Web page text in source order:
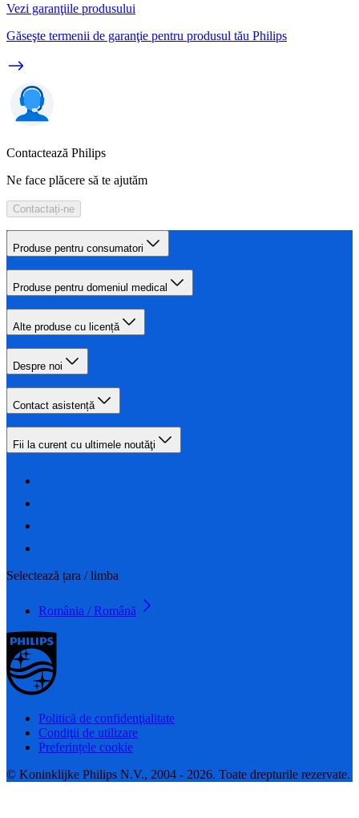
Vezi garanţiile produsului
Găseşte termenii de garanţie pentru produsul tău Philips
Contactează Philips
Ne face plăcere să te ajutăm
Contactați-ne
Produse pentru consumatori
Produse pentru domeniul medical
Alte produse cu licență
Despre noi
Contact asistență
Fii la curent cu ultimele noutăţi
Selectează țara / limba
România / Română
Politică de confidenţialitate
Condiţii de utilizare
Preferințele cookie
© Koninklijke Philips N.V., 2004 - 2026. Toate drepturile rezervate.